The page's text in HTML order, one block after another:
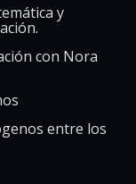
y
con Nora
entre los